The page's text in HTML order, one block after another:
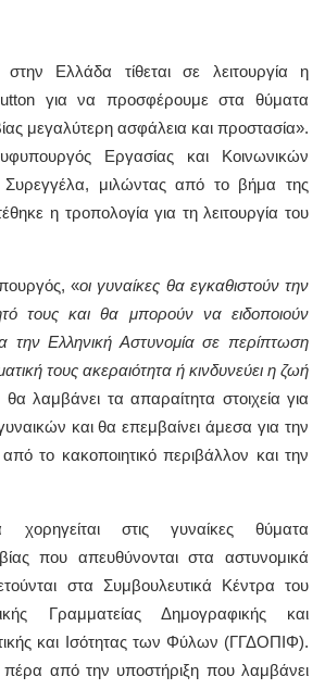
Ελλάδα τίθεται σε λειτουργία η
για να προσφέρουμε στα θύματα
μεγαλύτερη ασφάλεια και προστασία».
Εργασίας και Κοινωνικών
μιλώντας από το βήμα της
η τροπολογία για τη λειτουργία του
«οι γυναίκες θα εγκαθιστούν την
τους και θα μπορούν να ειδοποιούν
την Ελληνική Αστυνομία σε περίπτωση
τους ακεραιότητα ή κινδυνεύει η ζωή
λαμβάνει τα απαραίτητα στοιχεία για
και θα επεμβαίνει άμεσα για την
το κακοποιητικό περιβάλλον και την
στις γυναίκες θύματα
βίας που απευθύνονται στα αστυνομικά
στα Συμβουλευτικά Κέντρα του
Γραμματείας Δημογραφικής και
και Ισότητας των Φύλων (ΓΓΔΟΠΙΦ).
πέρα από την υποστήριξη που λαμβάνει